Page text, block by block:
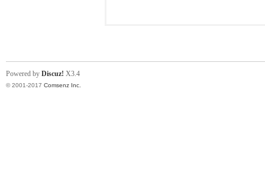
Powered by Discuz! X3.4
© 2001-2017 Comsenz Inc.